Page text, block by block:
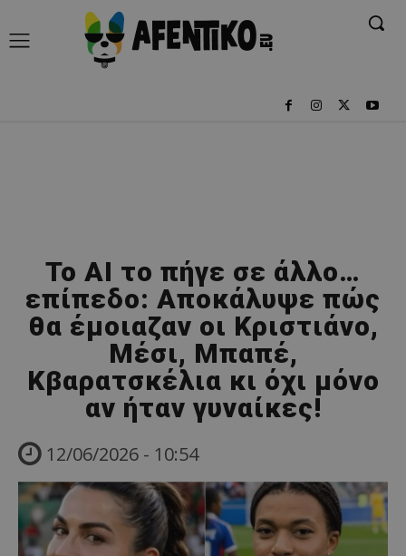
Το AI το πήγε σε άλλο…
επίπεδο: Αποκάλυψε πώς
θα έμοιαζαν οι Κριστιάνο,
Μέσι, Μπαπέ,
Κβαρατσκέλια κι όχι μόνο
αν ήταν γυναίκες!
12/06/2026 - 10:54